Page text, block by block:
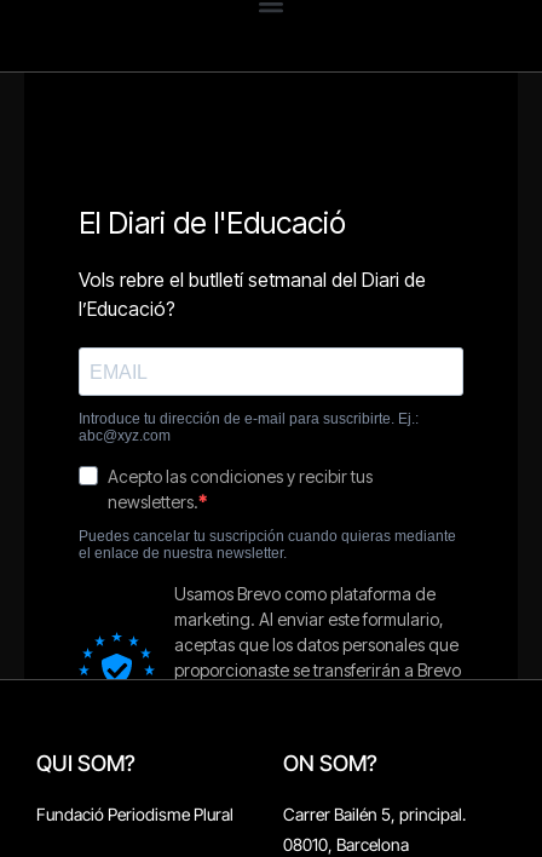
QUI SOM?
Fundació Periodisme Plural
ON SOM?
Carrer Bailén 5, principal.
08010, Barcelona